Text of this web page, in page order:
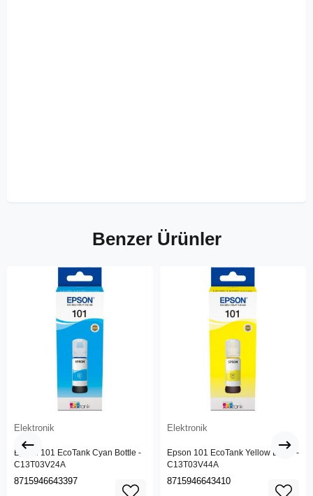
Benzer Ürünler
Elektronik
Epson 101 EcoTank Cyan Bottle -
C13T03V24A
8715946643397
Elektronik
Epson 101 EcoTank Yellow Bottle -
C13T03V44A
8715946643410